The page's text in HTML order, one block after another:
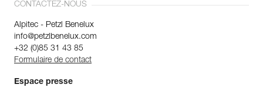
CONTACTEZ-NOUS
Alpitec - Petzl Benelux
info@petzlbenelux.com
+32 (0)85 31 43 85
Formulaire de contact
Espace presse